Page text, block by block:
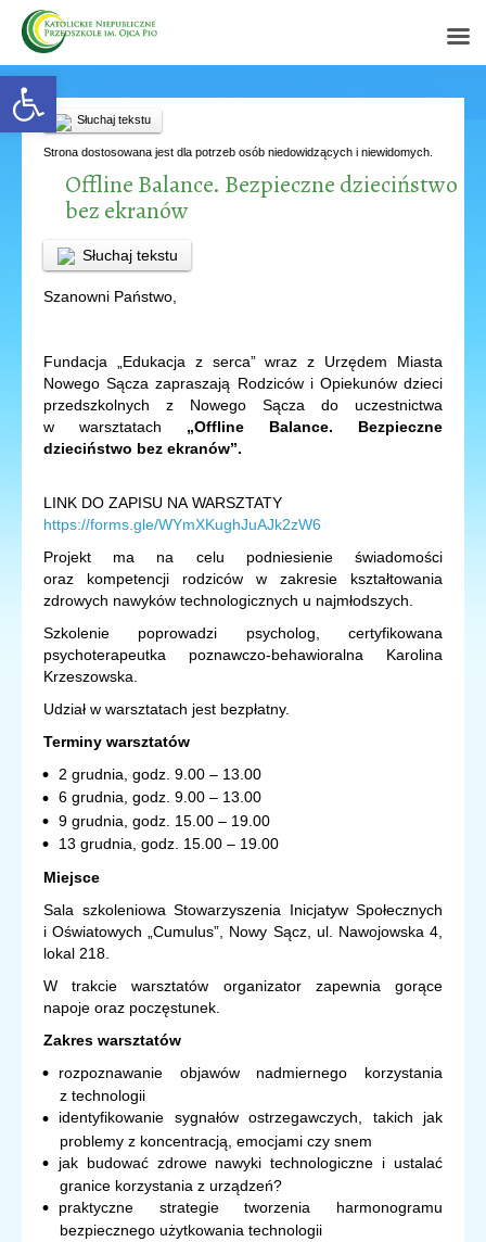
Open toolbar
Słuchaj tekstu
Strona dostosowana jest dla potrzeb osób niedowidzących i niewidomych.
Offline Balance. Bezpieczne dzieciństwo
bez ekranów
Słuchaj tekstu
Szanowni Państwo,
Fundacja „Edukacja z serca” wraz z Urzędem Miasta
Nowego Sącza zapraszają Rodziców i Opiekunów dzieci
przedszkolnych z Nowego Sącza do uczestnictwa
w warsztatach „Offline Balance. Bezpieczne
dzieciństwo bez ekranów”.
LINK DO ZAPISU NA WARSZTATY
https://forms.gle/WYmXKughJuAJk2zW6
Projekt ma na celu podniesienie świadomości
oraz kompetencji rodziców w zakresie kształtowania
zdrowych nawyków technologicznych u najmłodszych.
Szkolenie poprowadzi psycholog, certyfikowana
psychoterapeutka poznawczo-behawioralna Karolina
Krzeszowska.
Udział w warsztatach jest bezpłatny.
Terminy warsztatów
2 grudnia, godz. 9.00 – 13.00
6 grudnia, godz. 9.00 – 13.00
9 grudnia, godz. 15.00 – 19.00
13 grudnia, godz. 15.00 – 19.00
Miejsce
Sala szkoleniowa Stowarzyszenia Inicjatyw Społecznych
i Oświatowych „Cumulus”, Nowy Sącz, ul. Nawojowska 4,
lokal 218.
W trakcie warsztatów organizator zapewnia gorące
napoje oraz poczęstunek.
Zakres warsztatów
rozpoznawanie objawów nadmiernego korzystania
z technologii
identyfikowanie sygnałów ostrzegawczych, takich jak
problemy z koncentracją, emocjami czy snem
jak budować zdrowe nawyki technologiczne i ustalać
granice korzystania z urządzeń?
praktyczne strategie tworzenia harmonogramu
bezpiecznego użytkowania technologii